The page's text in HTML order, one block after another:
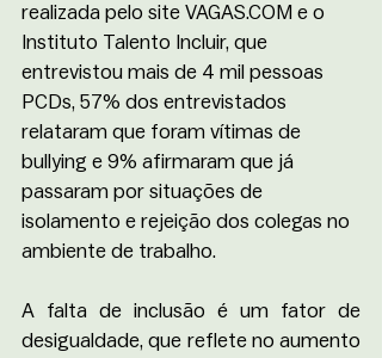
realizada pelo site VAGAS.COM e o
Instituto Talento Incluir, que
entrevistou mais de 4 mil pessoas
PCDs, 57% dos entrevistados
relataram que foram vítimas de
bullying e 9% afirmaram que já
passaram por situações de
isolamento e rejeição dos colegas no
ambiente de trabalho.
A falta de inclusão é um fator de
desigualdade, que reflete no aumento